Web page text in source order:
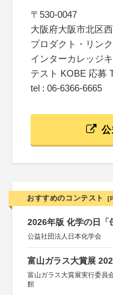
〒530-0047
大阪府大阪市北区
プロダクト・リン
インターカレッジ
テスト KOBE 応募
tel : 06-6366-6665
おすすめのコンテスト
2026年版 化学の日「
公益社団法人日本化学会
富山ガラス大賞展
富山ガラス大賞展実行委員
館